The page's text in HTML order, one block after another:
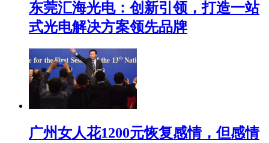
东莞汇海光电：创新引领，打造一站
式光电解决方案领先品牌
广州女人花1200元恢复感情，但感情